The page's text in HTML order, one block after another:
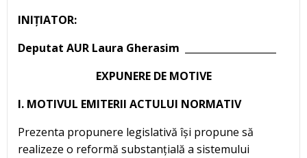
INIȚIATOR:
Deputat AUR Laura Gherasim ___________________
EXPUNERE DE MOTIVE
I. MOTIVUL EMITERII ACTULUI NORMATIV
Prezenta propunere legislativă își propune să
realizeze o reformă substanțială a sistemului